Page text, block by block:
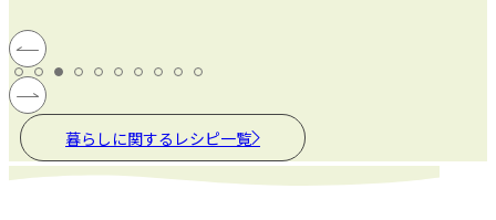
暮らしに関するレシピ一覧